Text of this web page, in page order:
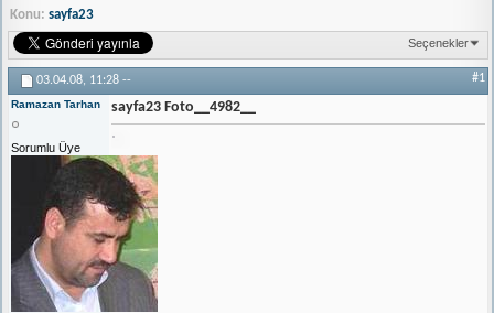
Konu: sayfa23
Seçenekler
03.04.08, 11:28 -- #1
Ramazan Tarhan
Sorumlu Üye
sayfa23 Foto__4982__